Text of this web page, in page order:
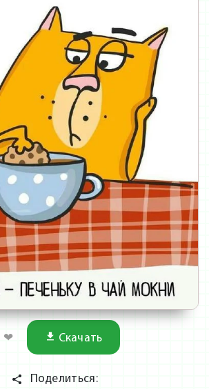
❤ Скачать
Поделиться: